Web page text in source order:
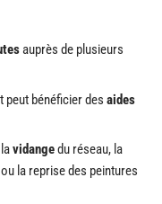
auprès de plusieurs
peut bénéficier des aides
vidangedu réseau, la
la reprise des peintures